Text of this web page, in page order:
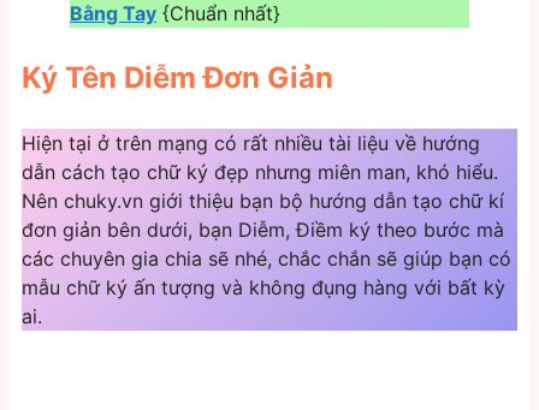
Bằng Tay {Chuẩn nhất}
Ký Tên Diễm Đơn Giản
Hiện tại ở trên mạng có rất nhiều tài liệu về hướng
dẫn cách tạo chữ ký đẹp nhưng miên man, khó hiểu.
Nên chuky.vn giới thiệu bạn bộ hướng dẫn tạo chữ kí
đơn giản bên dưới, bạn Diễm, Điềm ký theo bước mà
các chuyên gia chia sẽ nhé, chắc chắn sẽ giúp bạn có
mẫu chữ ký ấn tượng và không đụng hàng với bất kỳ
ai.